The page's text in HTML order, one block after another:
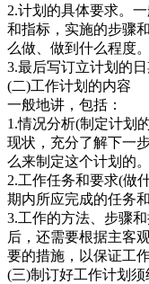
2.计划的具体要求。
和指标，实施的步骤
么做、做到什么程度。
3.最后写订立计划的日
(二)工作计划的内容
一般地讲，包括：
1.情况分析(制定计划
现状，充分了解下一
么来制定这个计划的。
2.工作任务和要求(做
期内所应完成的任务
3.工作的方法、步骤
后，还需要根据主客
要的措施，以保证工
(三)制订好工作计划须